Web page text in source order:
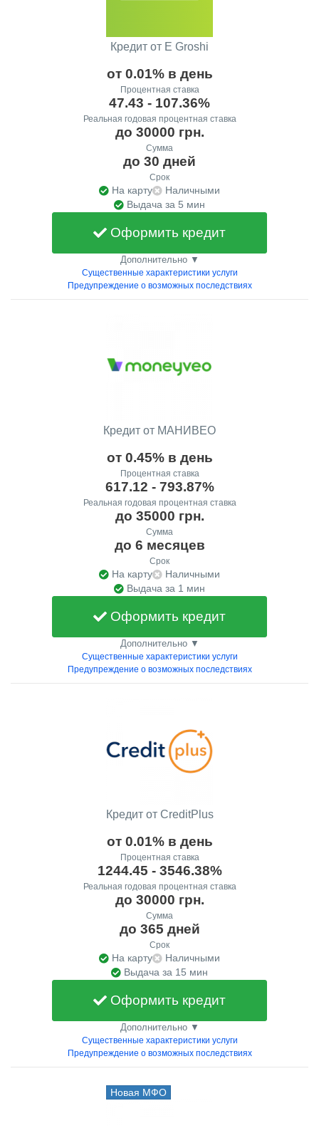
Кредит от E Groshi
от 0.01% в день
Процентная ставка
47.43 - 107.36%
Реальная годовая процентная ставка
до 30000 грн.
Сумма
до 30 дней
Срок
На карту
Наличными
Выдача за 5 мин
Оформить кредит
Дополнительно ▼
Существенные характеристики услуги
Предупреждение о возможных последствиях
Кредит от МАНИВЕО
от 0.45% в день
Процентная ставка
617.12 - 793.87%
Реальная годовая процентная ставка
до 35000 грн.
Сумма
до 6 месяцев
Срок
На карту
Наличными
Выдача за 1 мин
Оформить кредит
Дополнительно ▼
Существенные характеристики услуги
Предупреждение о возможных последствиях
Кредит от CreditPlus
от 0.01% в день
Процентная ставка
1244.45 - 3546.38%
Реальная годовая процентная ставка
до 30000 грн.
Сумма
до 365 дней
Срок
На карту
Наличными
Выдача за 15 мин
Оформить кредит
Дополнительно ▼
Существенные характеристики услуги
Предупреждение о возможных последствиях
Новая МФО